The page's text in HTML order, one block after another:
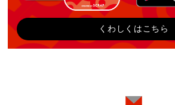
くわしくはこちら